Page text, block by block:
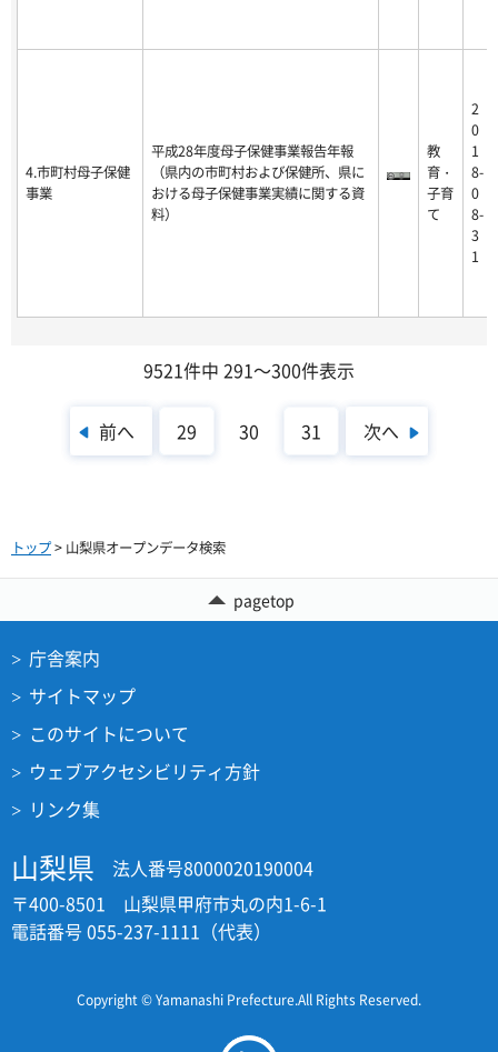
4.市町村母子保健
事業
平成28年度母子保健事業報告年報
（県内の市町村および保健所、県に
おける母子保健事業実績に関する資
料）
教
育・
子育
て
2
0
1
8-
0
8-
3
1
9521件中 291～300件表示
前へ 29 30 31 次へ
トップ> 山梨県オープンデータ検索
pagetop
庁舎案内
サイトマップ
このサイトについて
ウェブアクセシビリティ方針
リンク集
山梨県
法人番号8000020190004
〒400-8501 山梨県甲府市丸の内1-6-1
電話番号 055-237-1111（代表）
Copyright © Yamanashi Prefecture.All Rights Reserved.